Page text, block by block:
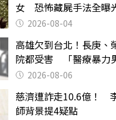
女 恐怖藏屍手法全曝
2026-08-04
高雄欠到台北！長庚、
院都受害 「醫療暴力
曝光2026-08-06
慈濟遭詐走10.6億！
師背景提4疑點